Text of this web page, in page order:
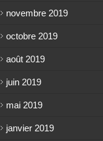
novembre 2019
octobre 2019
août 2019
juin 2019
mai 2019
janvier 2019